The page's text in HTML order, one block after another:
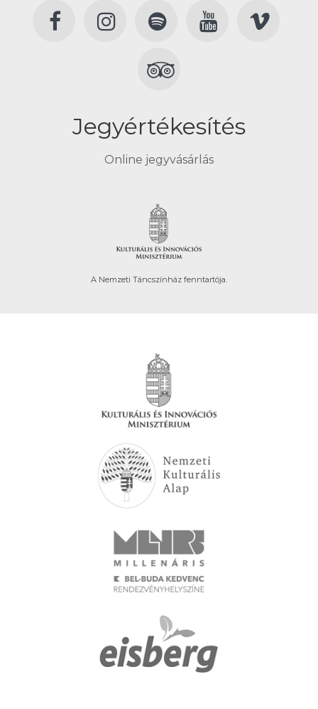
Jegyértékesítés
Online jegyvásárlás
A Nemzeti Táncszínház fenntartója.